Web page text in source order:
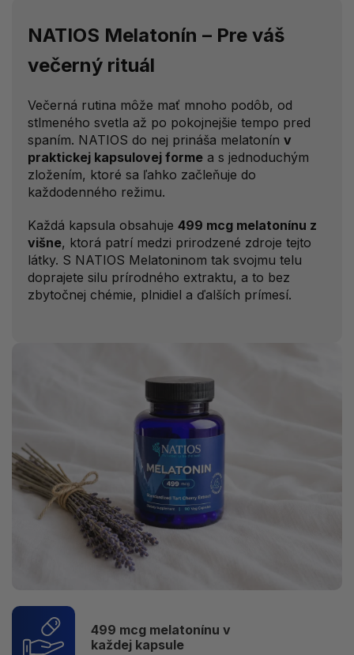
NATIOS Melatonín – Pre váš
večerný rituál
Večerná rutina môže mať mnoho podôb, od
stlmeného svetla až po pokojnejšie tempo pred
spaním. NATIOS do nej prináša melatonín v
praktickej kapsulovej forme a s jednoduchým
zložením, ktoré sa ľahko začleňuje do
každodenného režimu.
Každá kapsula obsahuje 499 mcg melatonínu z
višne, ktorá patrí medzi prirodzené zdroje tejto
látky. S NATIOS Melatoninom tak svojmu telu
doprajete silu prírodného extraktu, a to bez
zbytočnej chémie, plnidiel a ďalších prímesí.
499 mcg melatonínu v
každej kapsule